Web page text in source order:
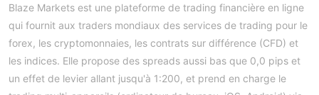
Blaze Markets est une plateforme de trading financière en ligne
qui fournit aux traders mondiaux des services de trading pour le
forex, les cryptomonnaies, les contrats sur différence (CFD) et
les indices. Elle propose des spreads aussi bas que 0,0 pips et
un effet de levier allant jusqu'à 1:200, et prend en charge le